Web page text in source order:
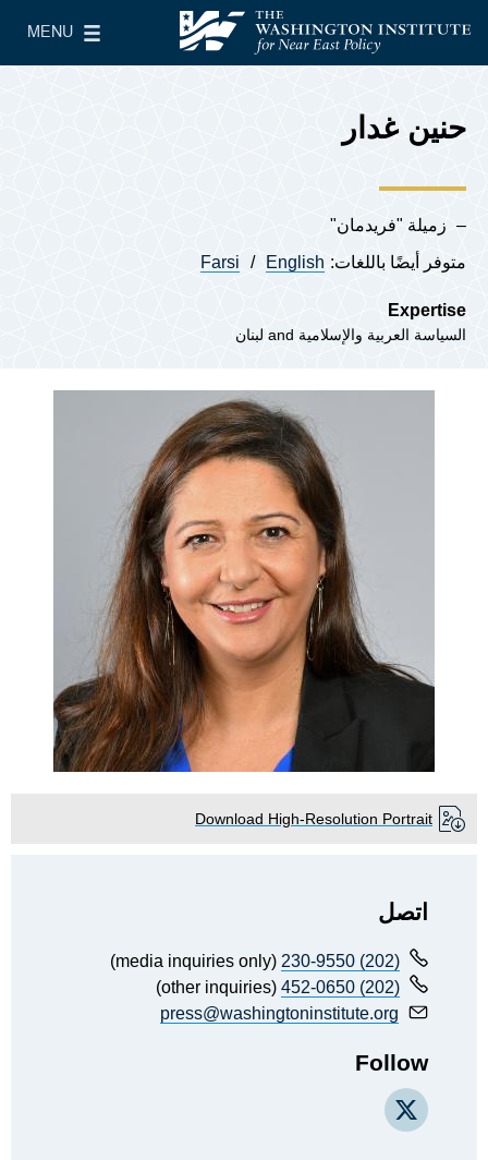
معهد واشنطن لسياسات الشرق الأدنى
MENU
Main Menu
حنين غدار
زميلة "فريدمان"
متوفر أيضًا باللغات: English
Farsi
Expertise
السياسة العربية والإسلامية لبنان
Download High-Resolution Portrait
اتصل
(202) 230-9550
(media inquiries only)
(202) 452-0650
(other inquiries)
press@washingtoninstitute.org
Follow